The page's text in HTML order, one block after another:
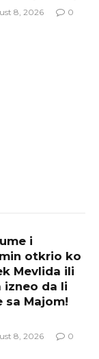
8, 2026 0
i
otkrio ko
Mevlida ili
izneo da li
sa Majom!
8, 2026 0